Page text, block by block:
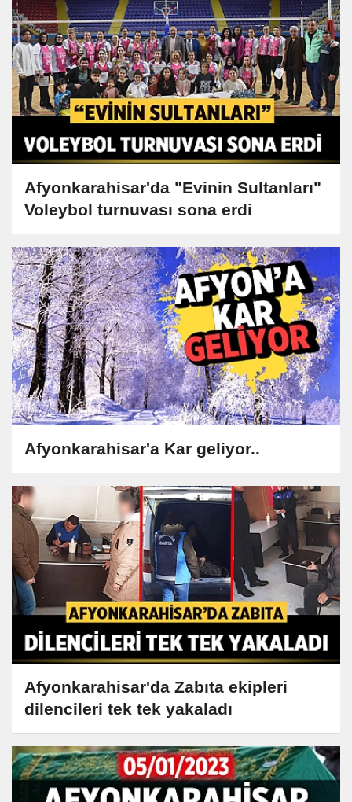
Afyonkarahisar'da "Evinin Sultanları"
Voleybol turnuvası sona erdi
Afyonkarahisar'a Kar geliyor..
Afyonkarahisar'da Zabıta ekipleri
dilencileri tek tek yakaladı